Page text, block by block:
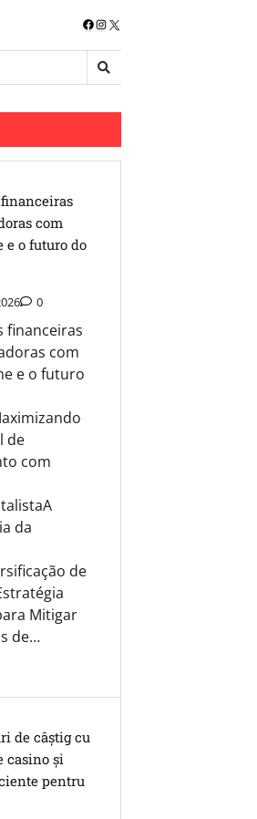
Facebook
Instagram
X
com
e o futuro do
0
financeiras
com
e o futuro
de
com
da
de
Mitigar
de…
de câștig cu
casino și
pentru